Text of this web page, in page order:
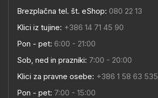
Brezplačna tel. št. eShop: 080 22 13
Klici iz tujine: +386 14 71 45 90
Pon - pet: 6:00 - 21:00
Sob, ned in prazniki: 7:00 - 20:00
Klici za pravne osebe: +386 1 58 63 535
Pon - pet: 7:00 - 15:00